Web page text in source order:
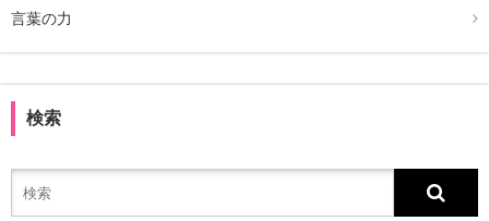
言葉の力
検索